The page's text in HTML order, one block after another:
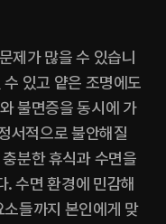
제가 많을 수 있습니
있고 얕은 조명에도
불면증을 동시에 가
서적으로 불안해질
분한 휴식과 수면을
수면 환경에 민감해
들까지 본인에게 맞